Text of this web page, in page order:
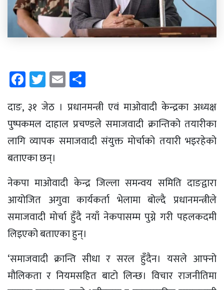
Facebook
Twitter
Email
दाङ, ३१ जेठ । प्रधानमन्त्री एवं माओवादी केन्द्रका अध्यक्ष
पुष्पकमल दाहाल प्रचण्डले समाजवादी क्रान्तिको तयारीका
लागि व्यापक समाजवादी संयुक्त मोर्चाको तयारी भइरहेको
बताएका छन्।
नेकपा माओवादी केन्द्र जिल्ला समन्वय समिति दाङद्वारा
आयोजित अगुवा कार्यकर्ता भेलामा बोल्दै प्रधानमन्त्रीले
समाजवादी मोर्चा हुँदै नयाँ नेकपासम्म पुग्ने गरी पहलकदमी
लिइएको बताएका हुन्।
‘समाजवादी क्रान्ति सीधा र सरल हुँदैन। यसले आफ्नो
मौलिकता र नियमसहित बाटो लिन्छ। विचार राजनीतिमा